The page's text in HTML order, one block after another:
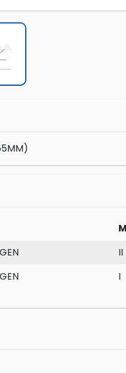
II
I